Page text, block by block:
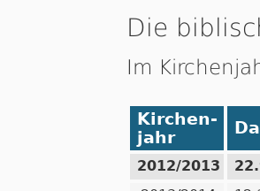
Die
Im
Kirchen-
jahr
2012/2013